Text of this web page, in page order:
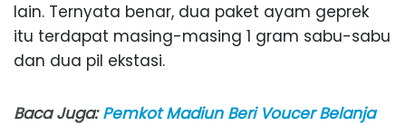
lain. Ternyata benar, dua paket ayam geprek
itu terdapat masing-masing 1 gram sabu-sabu
dan dua pil ekstasi.
Baca Juga:Pemkot Madiun Beri Voucer Belanja